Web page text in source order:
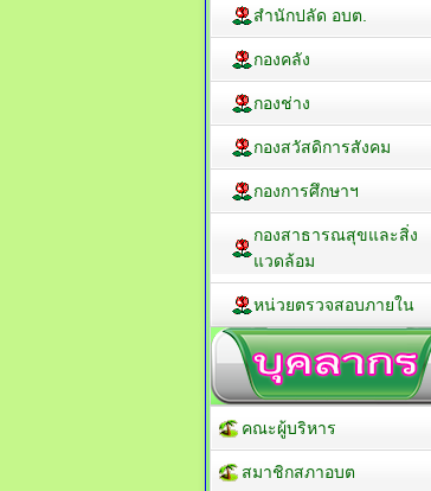
สำนักปลัด อบต.
กองคลัง
กองช่าง
กองสวัสดิการสังคม
กองการศึกษาฯ
กองสาธารณสุขและสิ่ง
แวดล้อม
หน่วยตรวจสอบภายใน
คณะผู้บริหาร
สมาชิกสภาอบต